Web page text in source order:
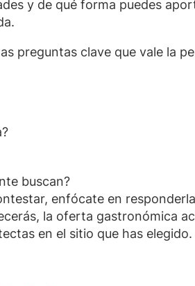
y de qué forma puedes
preguntas clave que vale la
buscan?
enfócate en
la oferta gastronómica
en el sitio que has elegido.